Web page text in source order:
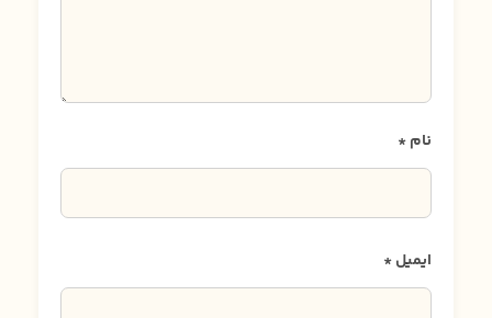
نام*
ایمیل*